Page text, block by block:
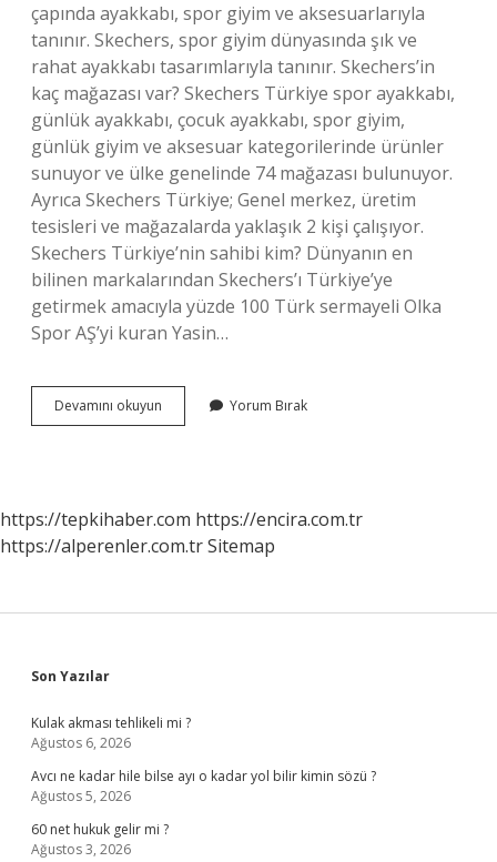
çapında ayakkabı, spor giyim ve aksesuarlarıyla
tanınır. Skechers, spor giyim dünyasında şık ve
rahat ayakkabı tasarımlarıyla tanınır. Skechers’in
kaç mağazası var? Skechers Türkiye spor ayakkabı,
günlük ayakkabı, çocuk ayakkabı, spor giyim,
günlük giyim ve aksesuar kategorilerinde ürünler
sunuyor ve ülke genelinde 74 mağazası bulunuyor.
Ayrıca Skechers Türkiye; Genel merkez, üretim
tesisleri ve mağazalarda yaklaşık 2 kişi çalışıyor.
Skechers Türkiye’nin sahibi kim? Dünyanın en
bilinen markalarından Skechers’ı Türkiye’ye
getirmek amacıyla yüzde 100 Türk sermayeli Olka
Spor AŞ’yi kuran Yasin…
Devamını okuyun Skechers
Hangi
Yorum Bırak
https://tepkihaber.com https://encira.com.tr
https://alperenler.com.trSitemap
Sidebar
Son Yazılar
Kulak akması tehlikeli mi ?
Ağustos 6, 2026
Avcı ne kadar hile bilse ayı o kadar yol bilir kimin sözü ?
Ağustos 5, 2026
60 net hukuk gelir mi ?
Ağustos 3, 2026